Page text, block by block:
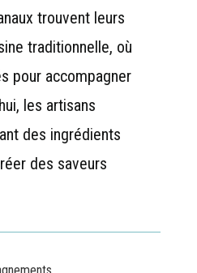
trouvent leurs
traditionnelle, où
pour accompagner
les artisans
des ingrédients
des saveurs